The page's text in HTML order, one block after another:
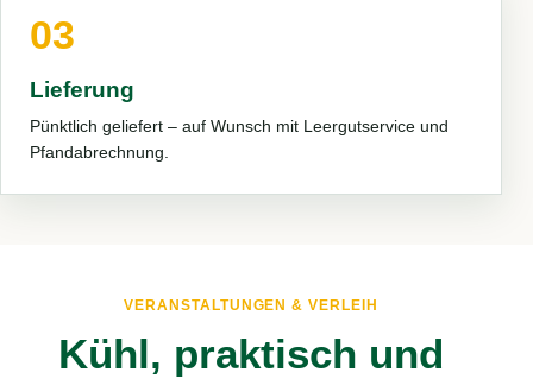
03
Lieferung
Pünktlich geliefert – auf Wunsch mit Leergutservice und
Pfandabrechnung.
VERANSTALTUNGEN & VERLEIH
Kühl, praktisch und